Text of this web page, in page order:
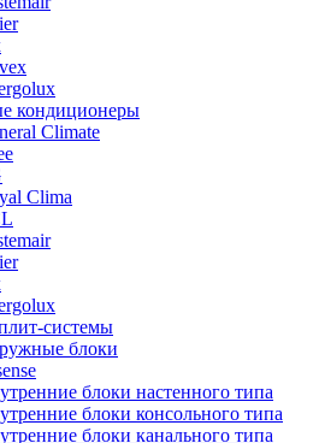
кондиционеры
Climate
Clima
системы
блоки
блоки настенного типа
блоки консольного типа
блоки канального типа